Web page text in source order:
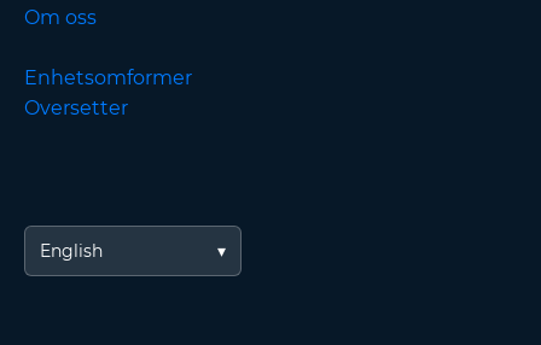
Om oss
Enhetsomformer
Oversetter
English